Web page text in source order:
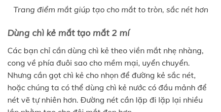
Trang điểm mắt giúp tạo cho mắt to tròn, sắc nét hơn
Dùng chì kẻ mắt tạo mắt 2 mí
Các bạn chỉ cần dùng chì kẻ theo viền mắt nhẹ nhàng,
cong về phía đuôi sao cho mềm mại, uyển chuyển.
Nhưng cần gọt chì kẻ cho nhọn để đường kẻ sắc nét,
hoặc chúng ta có thể dùng chì kẻ nước có đầu mảnh để
nét vẽ tự nhiên hơn. Đường nét cần lặp đi lặp lại nhiều